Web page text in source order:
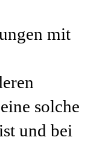
mit
solche
und bei